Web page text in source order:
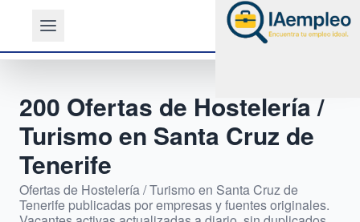
200 Ofertas de Hostelería /
Turismo en Santa Cruz de
Tenerife
Ofertas de Hostelería / Turismo en Santa Cruz de
Tenerife publicadas por empresas y fuentes originales.